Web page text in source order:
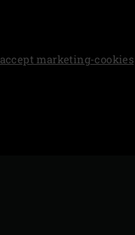
accept marketing-cookies